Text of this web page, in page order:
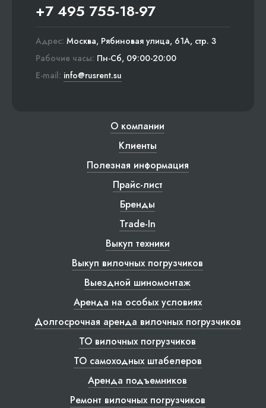
+7 495 755-18-97
Адрес: Москва, Рябиновая улица, 61А, стр. 3
Рабочие часы: Пн-Сб, 09:00-20:00
E-mail: info@rusrent.su
О компании
Клиенты
Полезная информация
Прайс-лист
Бренды
Trade-In
Выкуп техники
Выкуп вилочных погрузчиков
Выездной шиномонтаж
Аренда на особых условиях
Долгосрочная аренда вилочных погрузчиков
ТО вилочных погрузчиков
ТО самоходных штабелеров
Аренда подъемников
Ремонт вилочных погрузчиков